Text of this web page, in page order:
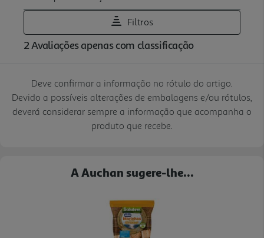
Deve confirmar a informação no rótulo do artigo.
Devido a possíveis alterações de embalagens e/ou rótulos,
deverá considerar sempre a informação que acompanha o
produto que recebe.
A Auchan sugere-lhe...